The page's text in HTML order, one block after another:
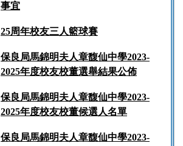
事宜
25周年校友三人籃球賽
保良局馬錦明夫人章馥仙中學2023-
2025年度校友校董選舉結果公佈
保良局馬錦明夫人章馥仙中學2023-
2025年度校友校董候選人名單
保良局馬錦明夫人章馥仙中學2023-